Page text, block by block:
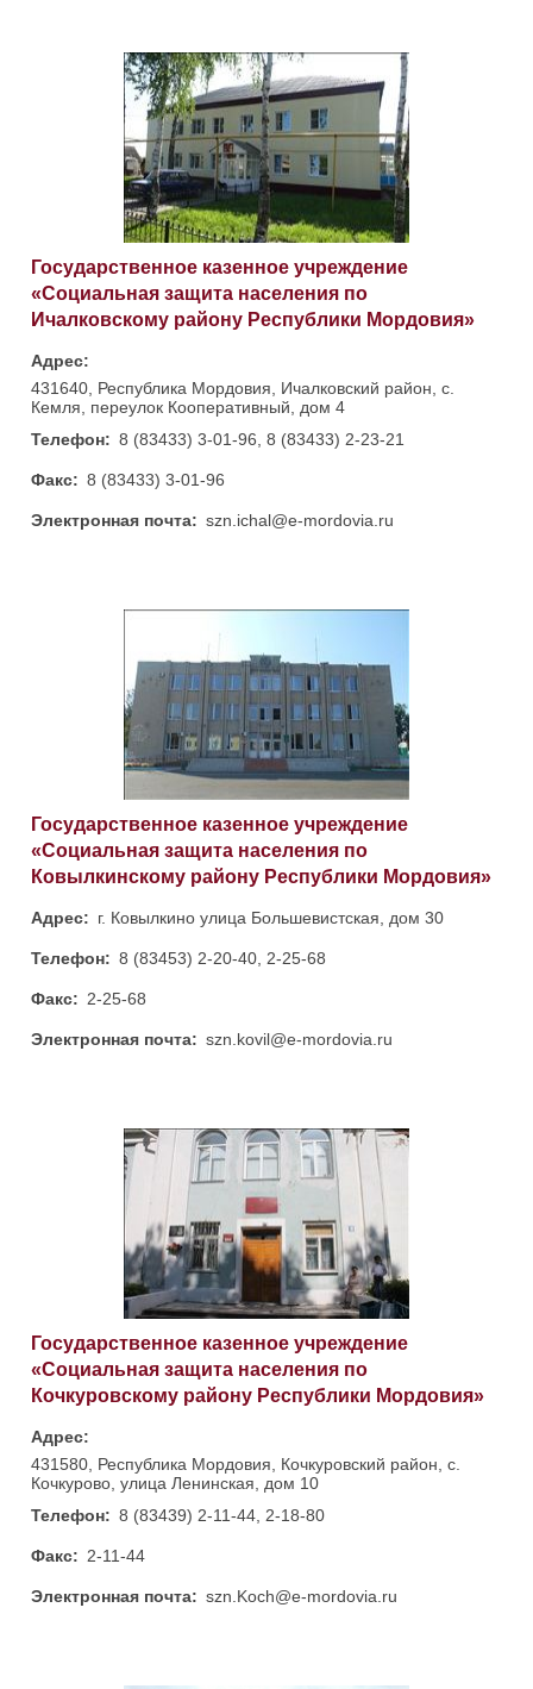
Государственное казенное учреждение
«Социальная защита населения по
Ичалковскому району Республики Мордовия»
Адрес:
431640, Республика Мордовия, Ичалковский район, с.
Кемля, переулок Кооперативный, дом 4
Телефон: 8 (83433) 3-01-96, 8 (83433) 2-23-21
Факс: 8 (83433) 3-01-96
Электронная почта: szn.ichal@e-mordovia.ru
Государственное казенное учреждение
«Социальная защита населения по
Ковылкинскому району Республики Мордовия»
Адрес: г. Ковылкино улица Большевистская, дом 30
Телефон: 8 (83453) 2-20-40, 2-25-68
Факс: 2-25-68
Электронная почта: szn.kovil@e-mordovia.ru
Государственное казенное учреждение
«Социальная защита населения по
Кочкуровскому району Республики Мордовия»
Адрес:
431580, Республика Мордовия, Кочкуровский район, с.
Кочкурово, улица Ленинская, дом 10
Телефон: 8 (83439) 2-11-44, 2-18-80
Факс: 2-11-44
Электронная почта: szn.Koch@e-mordovia.ru